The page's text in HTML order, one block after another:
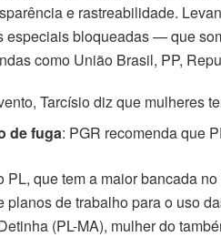
e rastreabilidade.
especiais bloqueadas — que
como União Brasil, PP,
Tarcísio diz que mulheres
de fuga: PGR recomenda que
que tem a maior bancada
planos de trabalho para o uso
(PL-MA), mulher do